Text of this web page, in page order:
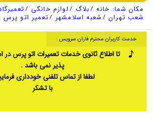
مکان شما: خانه /بلاگ / لوازم خانگی /
شعب تهران / شعبه اسلامشهر /تعمیر اتو پرس
خدمت کاربران محترم فاران سرویس :
تا اطلاع ثانوی خدمات تعمیرات اتو پرس در
پذیر نمی باشد .
لطفا از تماس تلفنی خودداری
با تشکر